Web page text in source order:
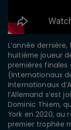
L’année
huitième joueur
premières finales
(Internationaux
Internationaux
l’Allemand s’est
Dominic Thiem,
York en 2020, au
premier trophée